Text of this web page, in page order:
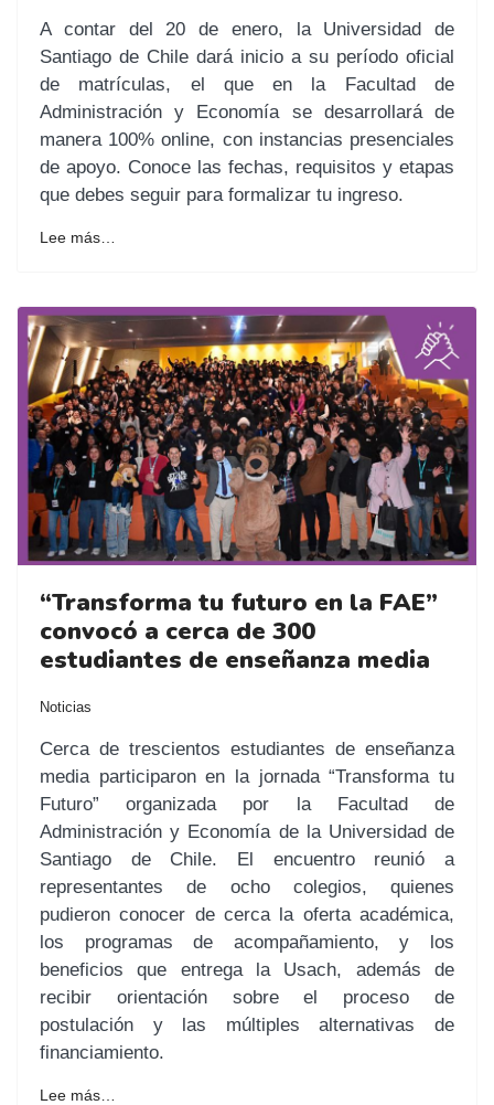
A contar del 20 de enero, la Universidad de
Santiago de Chile dará inicio a su período oficial
de matrículas, el que en la Facultad de
Administración y Economía se desarrollará de
manera 100% online, con instancias presenciales
de apoyo. Conoce las fechas, requisitos y etapas
que debes seguir para formalizar tu ingreso.
Lee más…
“Transforma tu futuro en la FAE”
convocó a cerca de 300
estudiantes de enseñanza media
Noticias
Cerca de trescientos estudiantes de enseñanza
media participaron en la jornada “Transforma tu
Futuro” organizada por la Facultad de
Administración y Economía de la Universidad de
Santiago de Chile. El encuentro reunió a
representantes de ocho colegios, quienes
pudieron conocer de cerca la oferta académica,
los programas de acompañamiento, y los
beneficios que entrega la Usach, además de
recibir orientación sobre el proceso de
postulación y las múltiples alternativas de
financiamiento.
Lee más…